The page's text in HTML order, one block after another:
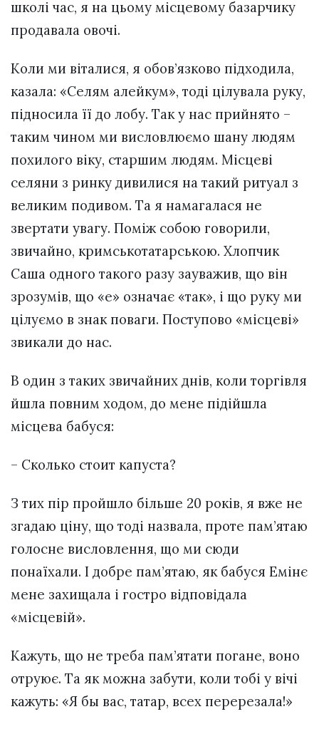
школі час, я на цьому місцевому базарчику
продавала овочі.
Коли ми віталися, я обов’язково підходила,
казала: «Селям алейкум», тоді цілувала руку,
підносила її до лобу. Так у нас прийнято –
таким чином ми висловлюємо шану людям
похилого віку, старшим людям. Місцеві
селяни з ринку дивилися на такий ритуал з
великим подивом. Та я намагалася не
звертати увагу. Поміж собою говорили,
звичайно, кримськотатарською. Хлопчик
Саша одного такого разу зауважив, що він
зрозумів, що «е» означає «так», і що руку ми
цілуємо в знак поваги. Поступово «місцеві»
звикали до нас.
В один з таких звичайних днів, коли торгівля
йшла повним ходом, до мене підійшла
місцева бабуся:
– Сколько стоит капуста?
З тих пір пройшло більше 20 років, я вже не
згадаю ціну, що тоді назвала, проте пам’ятаю
голосне висловлення, що ми сюди
понаїхали. І добре пам’ятаю, як бабуся Емінє
мене захищала і гостро відповідала
«місцевій».
Кажуть, що не треба пам’ятати погане, воно
отруює. Та як можна забути, коли тобі у вічі
кажуть: «Я бы вас, татар, всех перерезала!»